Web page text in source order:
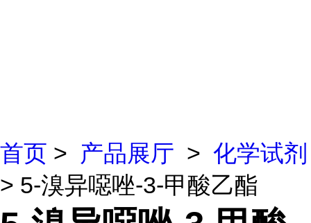
首页 > 产品展厅 > 化学试剂
> 5-溴异噁唑-3-甲酸乙酯